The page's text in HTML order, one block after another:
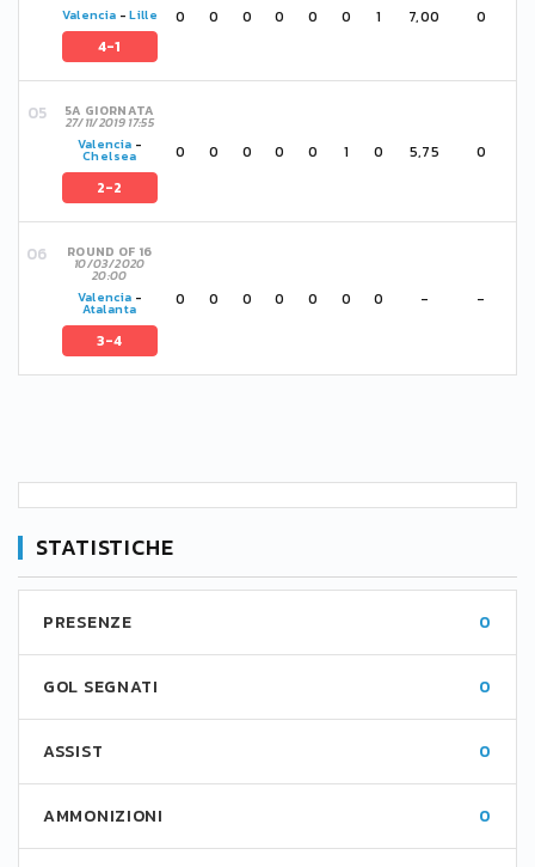
Valencia -Lille
4-1
0 0 0 0 0 0 1 7,00 0
5A GIORNATA
27/11/2019 17:55
Valencia -
Chelsea
2-2
0 0 0 0 0 1 0 5,75 0
ROUND OF 16
10/03/2020
20:00
Valencia -
Atalanta
3-4
0 0 0 0 0 0 0 - -
STATISTICHE
PRESENZE 0
GOL SEGNATI 0
ASSIST 0
AMMONIZIONI 0